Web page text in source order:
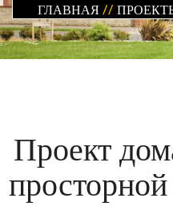
ГЛАВНАЯ //
Проект